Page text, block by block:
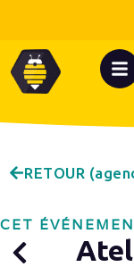
RETOUR
CET